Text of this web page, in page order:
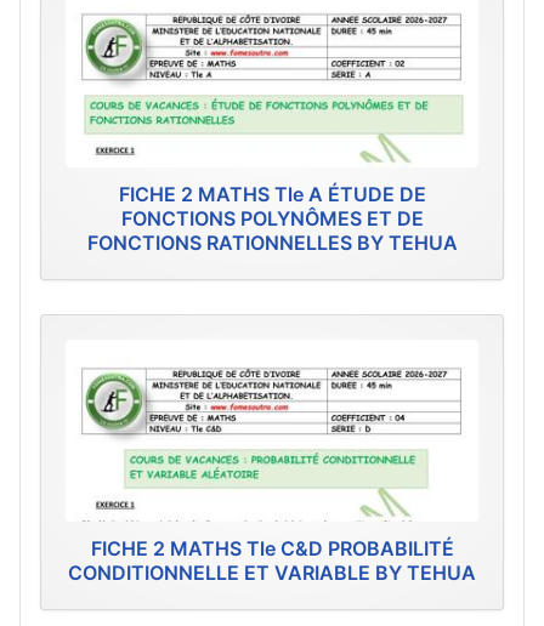
FICHE 2 MATHS Tle A ÉTUDE DE
FONCTIONS POLYNÔMES ET DE
FONCTIONS RATIONNELLES BY TEHUA
FICHE 2 MATHS Tle C&D PROBABILITÉ
CONDITIONNELLE ET VARIABLE BY TEHUA